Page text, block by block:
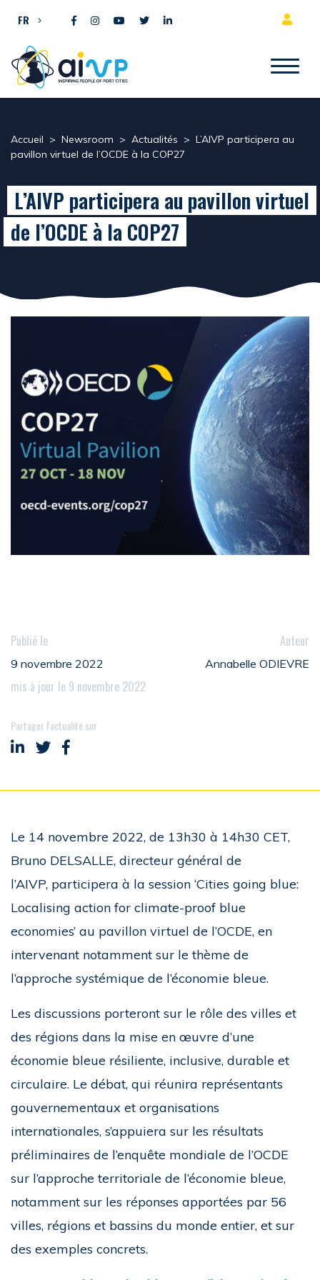
FR
Accueil > Newsroom > Actualités > L’AIVP participera au
pavillon virtuel de l’OCDE à la COP27
L’AIVP participera au pavillon virtuel
de l’OCDE à la COP27
Publié le
9 novembre 2022
mis à jour le 9 novembre 2022
Auteur
Annabelle ODIEVRE
Partager l'actualité sur
Partager sur LinkedIn
Partager sur Twitter
Partager sur Facebook
Le 14 novembre 2022, de 13h30 à 14h30 CET,
Bruno DELSALLE, directeur général de
l’AIVP, participera à la session ‘Cities going blue:
Localising action for climate-proof blue
economies’ au pavillon virtuel de l’OCDE, en
intervenant notamment sur le thème de
l’approche systémique de l’économie bleue.
Les discussions porteront sur le rôle des villes et
des régions dans la mise en œuvre d’une
économie bleue résiliente, inclusive, durable et
circulaire. Le débat, qui réunira représentants
gouvernementaux et organisations
internationales, s’appuiera sur les résultats
préliminaires de l’enquête mondiale de l’OCDE
sur l’approche territoriale de l’économie bleue,
notamment sur les réponses apportées par 56
villes, régions et bassins du monde entier, et sur
des exemples concrets.